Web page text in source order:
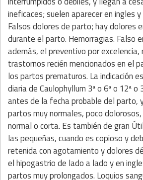
ineficaces; suelen aparecer en ingles
Falsos dolores de parto; hay dolores
durante el parto. Hemorragias. Falso
además, el preventivo por excelencia,
trastornos recién mencionados en el
los partos prematuros. La indicación
diaria de Caulophyllum 3ª o 6ª o 12ª o
antes de la fecha probable del parto,
partos muy normales, poco
normal o corta. Es también de gran
las pequeñas, cuando es copioso y
retenida con agotamiento y dolores
el hipogastrio de lado a lado y en
partos muy prolongados. Loquios